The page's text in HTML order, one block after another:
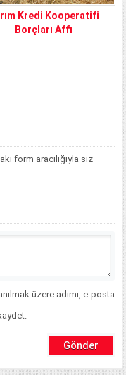
Kredi Kooperatifi
Borçları Affı
form aracılığıyla siz
üzere adımı, e-posta